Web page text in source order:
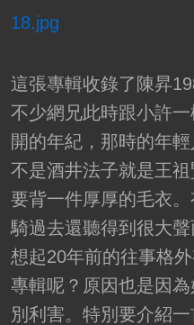
這張專輯收錄了陳昇
不少網兄此時跟小許
開的年紀，那時的年
不是酒井法子就是王
要背一件厚厚的毛衣
騎過去還聽得到很大
想起20年前的往事格
專輯呢？原因也是因
別利害。特別要介紹